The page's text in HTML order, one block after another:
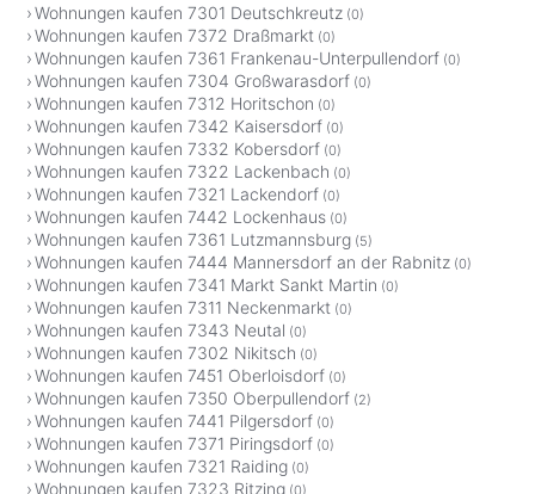
Wohnungen kaufen 7301 Deutschkreutz (0)
Wohnungen kaufen 7372 Draßmarkt (0)
Wohnungen kaufen 7361 Frankenau-Unterpullendorf (0)
Wohnungen kaufen 7304 Großwarasdorf (0)
Wohnungen kaufen 7312 Horitschon (0)
Wohnungen kaufen 7342 Kaisersdorf (0)
Wohnungen kaufen 7332 Kobersdorf (0)
Wohnungen kaufen 7322 Lackenbach (0)
Wohnungen kaufen 7321 Lackendorf (0)
Wohnungen kaufen 7442 Lockenhaus (0)
Wohnungen kaufen 7361 Lutzmannsburg (5)
Wohnungen kaufen 7444 Mannersdorf an der Rabnitz (0)
Wohnungen kaufen 7341 Markt Sankt Martin (0)
Wohnungen kaufen 7311 Neckenmarkt (0)
Wohnungen kaufen 7343 Neutal (0)
Wohnungen kaufen 7302 Nikitsch (0)
Wohnungen kaufen 7451 Oberloisdorf (0)
Wohnungen kaufen 7350 Oberpullendorf (2)
Wohnungen kaufen 7441 Pilgersdorf (0)
Wohnungen kaufen 7371 Piringsdorf (0)
Wohnungen kaufen 7321 Raiding (0)
Wohnungen kaufen 7323 Ritzing (0)